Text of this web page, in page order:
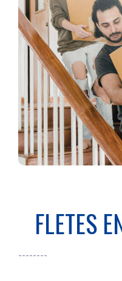
FLETES
--------